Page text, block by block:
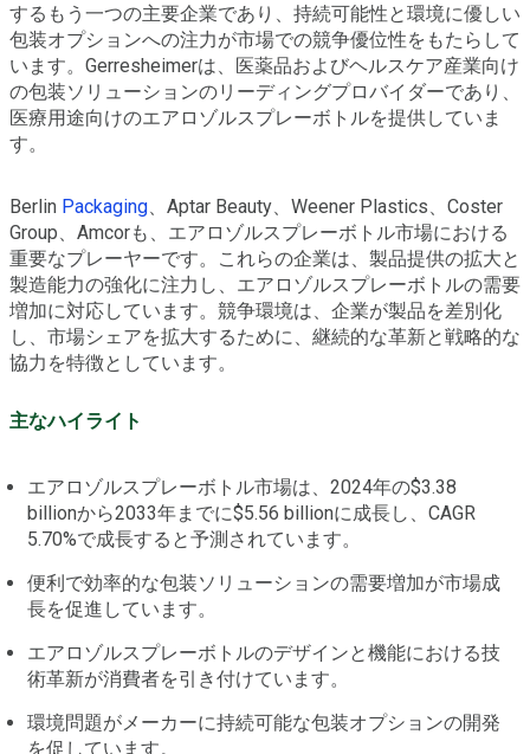
するもう一つの主要企業であり、持続可能性と環境に優しい
包装オプションへの注力が市場での競争優位性をもたらして
います。Gerresheimerは、医薬品およびヘルスケア産業向け
の包装ソリューションのリーディングプロバイダーであり、
医療用途向けのエアロゾルスプレーボトルを提供していま
す。
Berlin Packaging、Aptar Beauty、Weener Plastics、Coster
Group、Amcorも、エアロゾルスプレーボトル市場における
重要なプレーヤーです。これらの企業は、製品提供の拡大と
製造能力の強化に注力し、エアロゾルスプレーボトルの需要
増加に対応しています。競争環境は、企業が製品を差別化
し、市場シェアを拡大するために、継続的な革新と戦略的な
協力を特徴としています。
主なハイライト
エアロゾルスプレーボトル市場は、2024年の$3.38
billionから2033年までに$5.56 billionに成長し、CAGR
5.70%で成長すると予測されています。
便利で効率的な包装ソリューションの需要増加が市場成
長を促進しています。
エアロゾルスプレーボトルのデザインと機能における技
術革新が消費者を引き付けています。
環境問題がメーカーに持続可能な包装オプションの開発
を促しています。